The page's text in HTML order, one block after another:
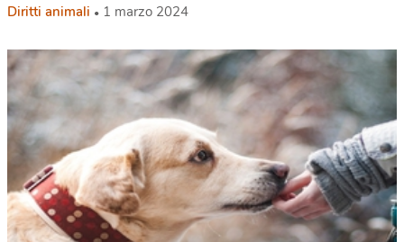
Diritti animali 1 marzo 2024